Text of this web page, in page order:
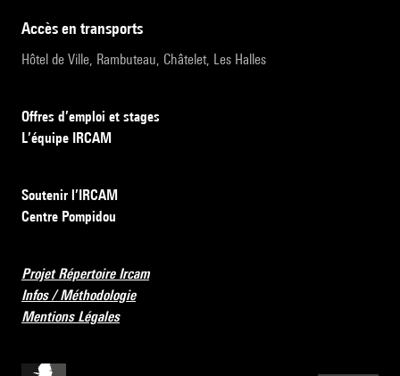
accès en transports
Hôtel de Ville, Rambuteau, Châtelet, Les Halles
Offres d’emploi et stages
L’équipe IRCAM
Soutenir l’IRCAM
Centre Pompidou
Projet Répertoire Ircam
Infos / Méthodologie
Mentions Légales